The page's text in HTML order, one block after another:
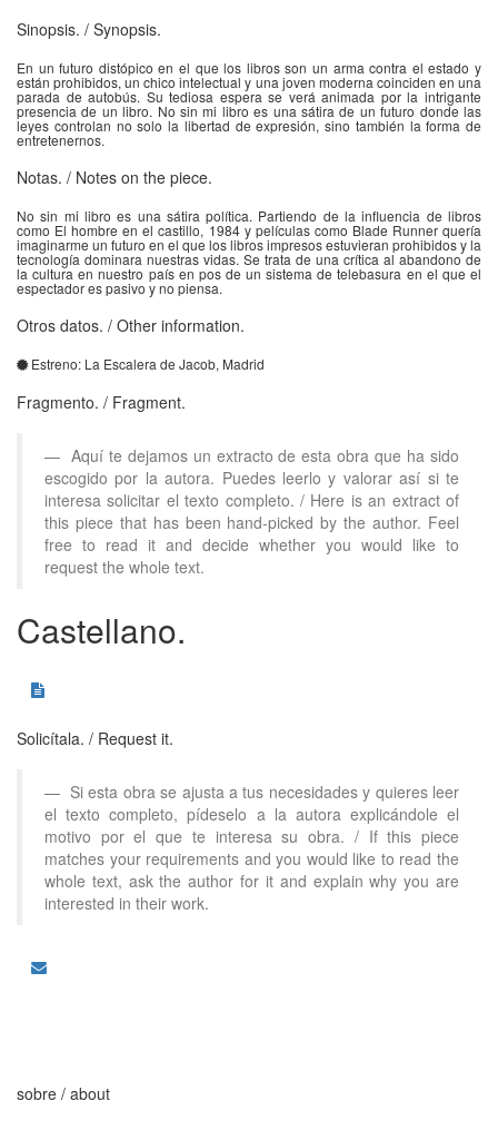
Sinopsis. / Synopsis.
En un futuro distópico en el que los libros son un arma contra el estado y
están prohibidos, un chico intelectual y una joven moderna coinciden en una
parada de autobús. Su tediosa espera se verá animada por la intrigante
presencia de un libro. No sin mi libro es una sátira de un futuro donde las
leyes controlan no solo la libertad de expresión, sino también la forma de
entretenernos.
Notas. / Notes on the piece.
No sin mi libro es una sátira política. Partiendo de la influencia de libros
como El hombre en el castillo, 1984 y películas como Blade Runner quería
imaginarme un futuro en el que los libros impresos estuvieran prohibidos y la
tecnología dominara nuestras vidas. Se trata de una crítica al abandono de
la cultura en nuestro país en pos de un sistema de telebasura en el que el
espectador es pasivo y no piensa.
Otros datos. / Other information.
Estreno: La Escalera de Jacob, Madrid
Fragmento. / Fragment.
Aquí te dejamos un extracto de esta obra que ha sido
escogido por la autora. Puedes leerlo y valorar así si te
interesa solicitar el texto completo. / Here is an extract of
this piece that has been hand-picked by the author. Feel
free to read it and decide whether you would like to
request the whole text.
Castellano.
Solicítala. / Request it.
Si esta obra se ajusta a tus necesidades y quieres leer
el texto completo, pídeselo a la autora explicándole el
motivo por el que te interesa su obra. / If this piece
matches your requirements and you would like to read the
whole text, ask the author for it and explain why you are
interested in their work.
sobre / about